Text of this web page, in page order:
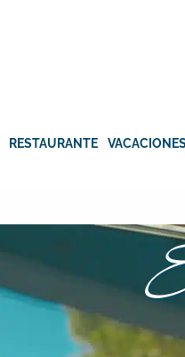
RESTAURANTE